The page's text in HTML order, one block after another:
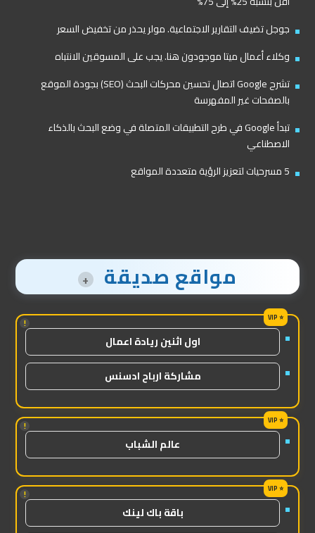
جوجل تضيف التقارير الاجتماعية. مولر يحذر من تخفيض السعر
وكلاء أعمال ميتا موجودون هنا. يجب على المسوقين الانتباه
تشرح Google اتصال تحسين محركات البحث (SEO) بجودة الموقع
بالصفحات غير المفهرسة
تبدأ Google في طرح التطبيقات المتصلة في وضع البحث بالذكاء
الاصطناعي
5 مسرحيات لتعزيز الرؤية متعددة المواقع
مواقع صديقة +
!
اول اثنين ريادة اعمال
مشاركة ارباح ادسنس
!
عالم الشباب
!
باقة باك لينك